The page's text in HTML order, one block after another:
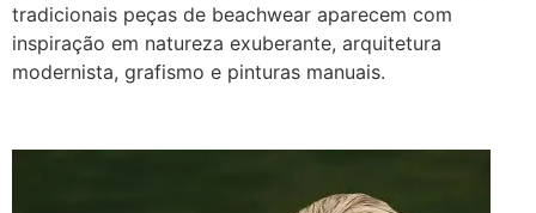
tradicionais peças de beachwear aparecem com
inspiração em natureza exuberante, arquitetura
modernista, grafismo e pinturas manuais.